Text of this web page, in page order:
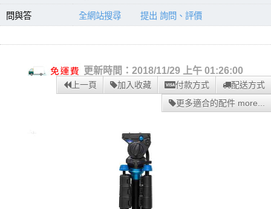
問與答 全網站搜尋 提出 詢問、評價
更新時間：2018/11/29 上午 01:26:00
上一頁 加入收藏 付款方式
配送方式
更多適合的配件 more...